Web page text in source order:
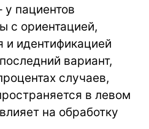
у пациентов
с ориентацией,
и идентификацией
вариант,
случаев,
в левом
на обработку